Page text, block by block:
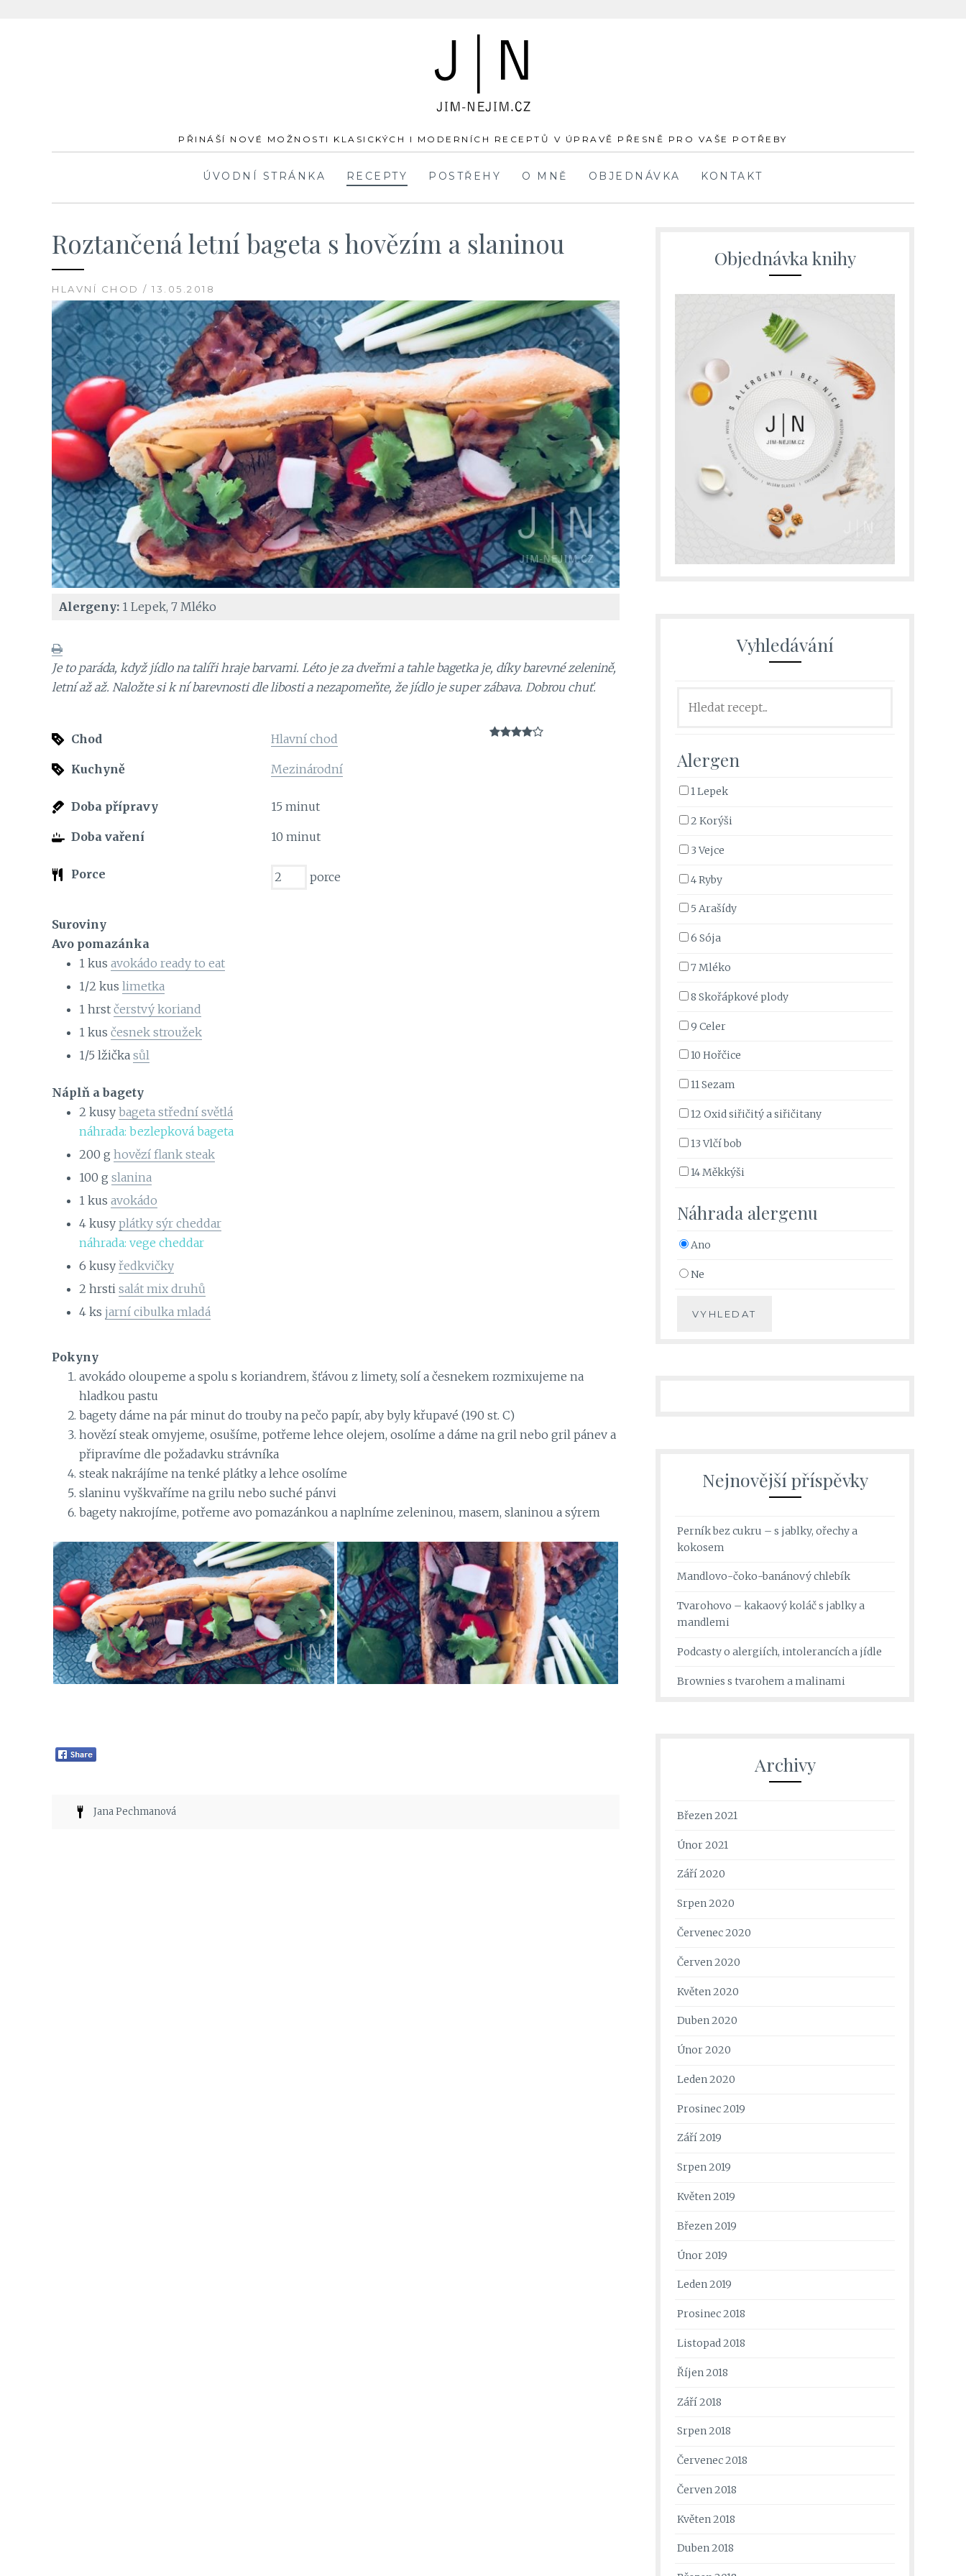
JÍM-
NEJÍM.cz
PŘINÁŠÍ NOVÉ MOŽNOSTI KLASICKÝCH I MODERNÍCH RECEPTŮ V ÚPRAVĚ PŘESNĚ PRO VAŠE POTŘEBY
ÚVODNÍ STRÁNKA RECEPTY POSTŘEHY O MNĚ OBJEDNÁVKA KONTAKT
Roztančená letní bageta s hovězím a slaninou
HLAVNÍ CHOD / 13.05.2018
Alergeny: 1 Lepek, 7 Mléko
Je to paráda, když jídlo na talíři hraje barvami. Léto je za dveřmi a tahle bagetka je, díky barevné zelenině,
letní až až. Naložte si k ní barevnosti dle libosti a nezapomeňte, že jídlo je super zábava. Dobrou chuť.
Chod Hlavní chod
Kuchyně Mezinárodní
Doba přípravy 15 minut
Doba vaření 10 minut
Porce porce
Suroviny
Avo pomazánka
1kus avokádo ready to eat
1/2 kus limetka
1 hrst čerstvý koriand
1 kus česnek stroužek
1/5 lžička sůl
Náplň a bagety
2 kusy bageta střední světlá
náhrada: bezlepková bageta
200 g hovězí flank steak
100 g slanina
1 kus avokádo
4 kusy plátky sýr cheddar
náhrada: vege cheddar
6 kusy ředkvičky
2 hrsti salát mix druhů
4 ks jarní cibulka mladá
Pokyny
avokádo oloupeme a spolu s koriandrem, šťávou z limety, solí a česnekem rozmixujeme na
hladkou pastu
bagety dáme na pár minut do trouby na pečo papír, aby byly křupavé (190 st. C)
hovězí steak omyjeme, osušíme, potřeme lehce olejem, osolíme a dáme na gril nebo gril pánev a
připravíme dle požadavku strávníka
steak nakrájíme na tenké plátky a lehce osolíme
slaninu vyškvaříme na grilu nebo suché pánvi
bagety nakrojíme, potřeme avo pomazánkou a naplníme zeleninou, masem, slaninou a sýrem
Jana Pechmanová
Objednávka knihy
Vyhledávání
Alergen
1 Lepek
2 Korýši
3 Vejce
4 Ryby
5 Arašídy
6 Sója
7 Mléko
8 Skořápkové plody
9 Celer
10 Hořčice
11 Sezam
12 Oxid siřičitý a siřičitany
13 Vlčí bob
14 Měkkýši
Náhrada alergenu
Ano
Ne
Nejnovější příspěvky
Perník bez cukru – s jablky, ořechy a
kokosem
Mandlovo-čoko-banánový chlebík
Tvarohovo – kakaový koláč s jablky a
mandlemi
Podcasty o alergiích, intolerancích a jídle
Brownies s tvarohem a malinami
Archivy
Březen 2021
Únor 2021
Září 2020
Srpen 2020
Červenec 2020
Červen 2020
Květen 2020
Duben 2020
Únor 2020
Leden 2020
Prosinec 2019
Září 2019
Srpen 2019
Květen 2019
Březen 2019
Únor 2019
Leden 2019
Prosinec 2018
Listopad 2018
Říjen 2018
Září 2018
Srpen 2018
Červenec 2018
Červen 2018
Květen 2018
Duben 2018